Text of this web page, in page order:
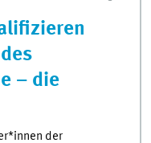
– die
der